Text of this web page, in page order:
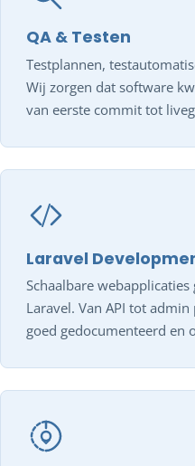
QA & Testen
Testplannen,
Wij zorgen dat software
van eerste commit tot
Laravel
Schaalbare
Laravel. Van API tot
goed gedocumenteerd en